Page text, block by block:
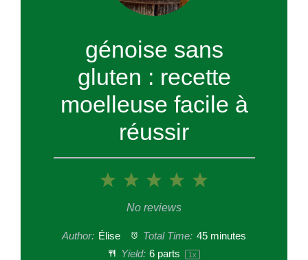
génoise sans
gluten : recette
moelleuse facile à
réussir
5
4
3
Stars
2
Stars
1
Star
No reviews
Author: Élise Total Time: 45 minutes
Yield: 6 parts 1x